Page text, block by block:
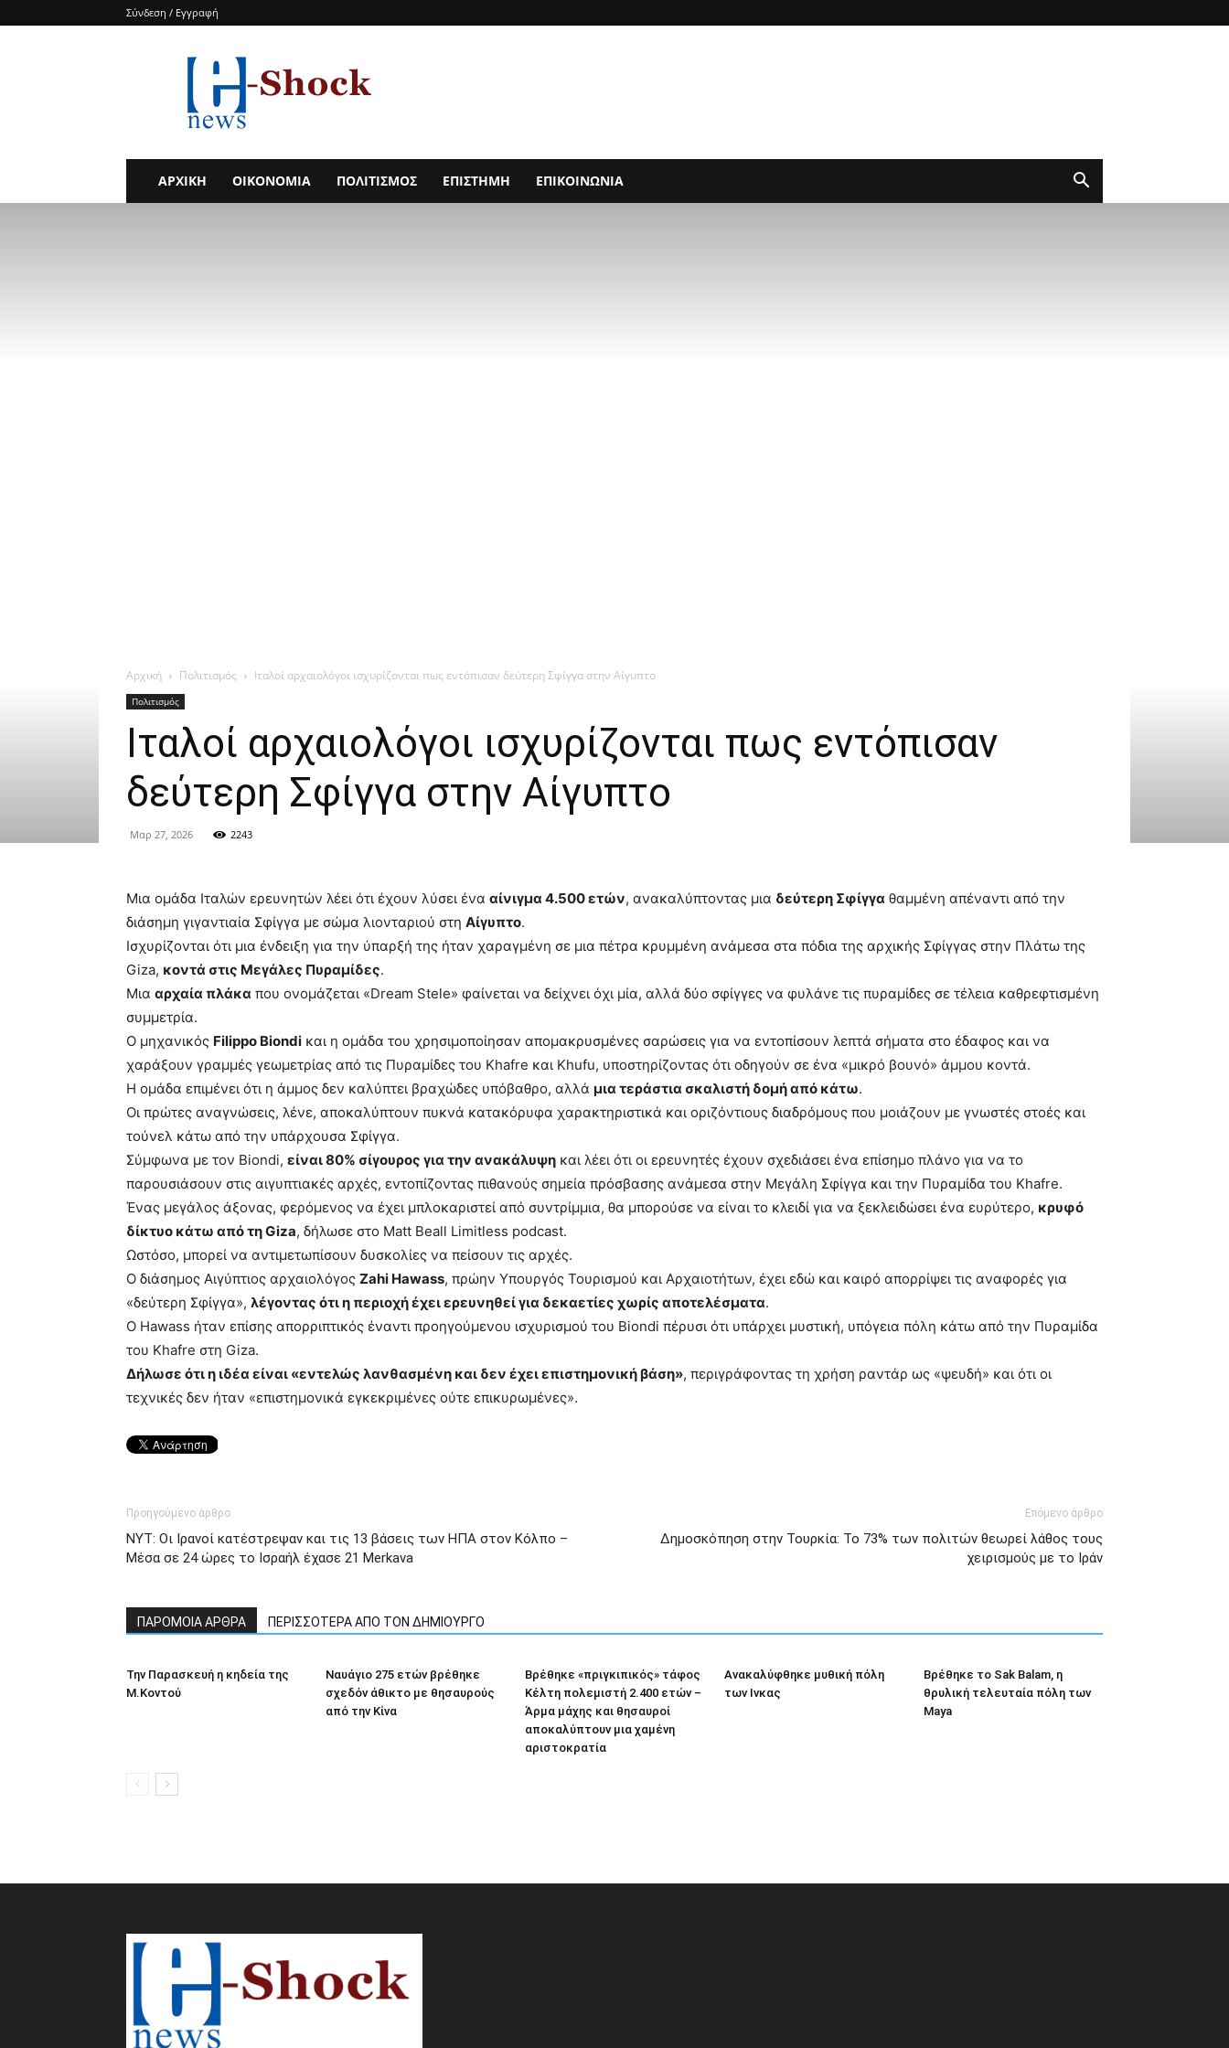
Σύνδεση / Εγγραφή
SHOCKnews
ΑΡΧΙΚΗ ΟΙΚΟΝΟΜΙΑ ΠΟΛΙΤΙΣΜΟΣ ΕΠΙΣΤΗΜΗ ΕΠΙΚΟΙΝΩΝΙΑ
Αρχική Πολιτισμός Ιταλοί αρχαιολόγοι ισχυρίζονται πως εντόπισαν δεύτερη Σφίγγα στην Αίγυπτο
Πολιτισμός
Ιταλοί αρχαιολόγοι ισχυρίζονται πως εντόπισαν
δεύτερη Σφίγγα στην Αίγυπτο
Μαρ 27, 2026 2243
Μια ομάδα Ιταλών ερευνητών λέει ότι έχουν λύσει ένα αίνιγμα 4.500 ετών, ανακαλύπτοντας μια δεύτερη Σφίγγα θαμμένη απέναντι από την
διάσημη γιγαντιαία Σφίγγα με σώμα λιονταριού στη Αίγυπτο.
Ισχυρίζονται ότι μια ένδειξη για την ύπαρξή της ήταν χαραγμένη σε μια πέτρα κρυμμένη ανάμεσα στα πόδια της αρχικής Σφίγγας στην Πλάτω της
Giza, κοντά στις Μεγάλες Πυραμίδες.
Μια αρχαία πλάκα που ονομάζεται «Dream Stele» φαίνεται να δείχνει όχι μία, αλλά δύο σφίγγες να φυλάνε τις πυραμίδες σε τέλεια καθρεφτισμένη
συμμετρία.
Ο μηχανικός Filippo Biondi και η ομάδα του χρησιμοποίησαν απομακρυσμένες σαρώσεις για να εντοπίσουν λεπτά σήματα στο έδαφος και να
χαράξουν γραμμές γεωμετρίας από τις Πυραμίδες του Khafre και Khufu, υποστηρίζοντας ότι οδηγούν σε ένα «μικρό βουνό» άμμου κοντά.
Η ομάδα επιμένει ότι η άμμος δεν καλύπτει βραχώδες υπόβαθρο, αλλά μια τεράστια σκαλιστή δομή από κάτω.
Οι πρώτες αναγνώσεις, λένε, αποκαλύπτουν πυκνά κατακόρυφα χαρακτηριστικά και οριζόντιους διαδρόμους που μοιάζουν με γνωστές στοές και
τούνελ κάτω από την υπάρχουσα Σφίγγα.
Σύμφωνα με τον Biondi, είναι 80% σίγουρος για την ανακάλυψη και λέει ότι οι ερευνητές έχουν σχεδιάσει ένα επίσημο πλάνο για να το
παρουσιάσουν στις αιγυπτιακές αρχές, εντοπίζοντας πιθανούς σημεία πρόσβασης ανάμεσα στην Μεγάλη Σφίγγα και την Πυραμίδα του Khafre.
Ένας μεγάλος άξονας, φερόμενος να έχει μπλοκαριστεί από συντρίμμια, θα μπορούσε να είναι το κλειδί για να ξεκλειδώσει ένα ευρύτερο, κρυφό
δίκτυο κάτω από τη Giza, δήλωσε στο Matt Beall Limitless podcast.
Ωστόσο, μπορεί να αντιμετωπίσουν δυσκολίες να πείσουν τις αρχές.
Ο διάσημος Αιγύπτιος αρχαιολόγος Zahi Hawass, πρώην Υπουργός Τουρισμού και Αρχαιοτήτων, έχει εδώ και καιρό απορρίψει τις αναφορές για
«δεύτερη Σφίγγα», λέγοντας ότι η περιοχή έχει ερευνηθεί για δεκαετίες χωρίς αποτελέσματα.
Ο Hawass ήταν επίσης απορριπτικός έναντι προηγούμενου ισχυρισμού του Biondi πέρυσι ότι υπάρχει μυστική, υπόγεια πόλη κάτω από την Πυραμίδα
του Khafre στη Giza.
Δήλωσε ότι η ιδέα είναι «εντελώς λανθασμένη και δεν έχει επιστημονική βάση», περιγράφοντας τη χρήση ραντάρ ως «ψευδή» και ότι οι
τεχνικές δεν ήταν «επιστημονικά εγκεκριμένες ούτε επικυρωμένες».
Προηγούμενο άρθρο
NYT: Οι Ιρανοί κατέστρεψαν και τις 13 βάσεις των ΗΠΑ στον Κόλπο –
Μέσα σε 24 ώρες το Ισραήλ έχασε 21 Merkava
Επόμενο άρθρο
Δημοσκόπηση στην Τουρκία: Το 73% των πολιτών θεωρεί λάθος τους
χειρισμούς με το Ιράν
ΠΑΡΟΜΟΙΑ ΑΡΘΡΑ ΠΕΡΙΣΣΟΤΕΡΑ ΑΠΟ ΤΟΝ ΔΗΜΙΟΥΡΓΟ
Την Παρασκευή η κηδεία της
Μ.Κοντού
Ναυάγιο 275 ετών βρέθηκε
σχεδόν άθικτο με θησαυρούς
από την Κίνα
Βρέθηκε «πριγκιπικός» τάφος
Κέλτη πολεμιστή 2.400 ετών –
Άρμα μάχης και θησαυροί
αποκαλύπτουν μια χαμένη
αριστοκρατία
Ανακαλύφθηκε μυθική πόλη
των Ινκας
Βρέθηκε το Sak Balam, η
θρυλική τελευταία πόλη των
Maya